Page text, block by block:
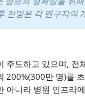
전망은 각 연구자의
주도하고 있으며,
200%(300만 명)를
아니라 병원 인프라